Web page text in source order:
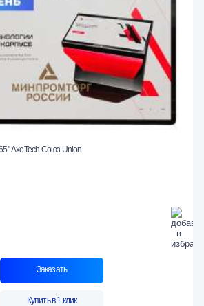
AxeTech Союз Union
Заказать
Купить в 1 клик